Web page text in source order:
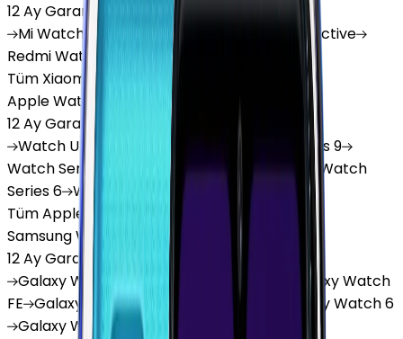
12 Ay Garanti
MiWatch Mi Watch Lite
Watch 3 Active
RedmiWatch 5 Lite Redmi
Watch 5 Active
Tüm Xiaomi Akıllı Saat'lar
Apple Watch
12 Ay Garanti
Watch Ultra
Series 9
WatchSeries 8 Watch Series 7 WatchSE
Watch
Series 6 Watch
Series 5
Tüm Apple Watch'lar
Samsung Watch
12 Ay Garanti
GalaxyWatch 7 GalaxyWatch
FE Galaxy Watch 4 GalaxyWatch 6
GalaxyWatch8